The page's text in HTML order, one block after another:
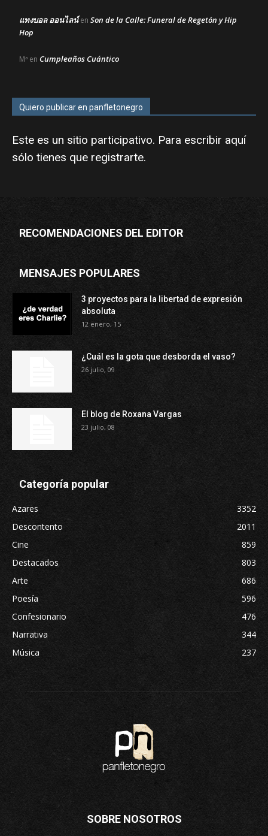
แทงบอล ออนไลน์en Son de la Calle: Funeral de Regetón y Hip
Hop
Mª en Cumpleaños Cuántico
Quiero publicar en panfletonegro
Este es un sitio participativo. Para escribir aquí
sólo tienes que registrarte.
RECOMENDACIONES DEL EDITOR
MENSAJES POPULARES
3 proyectos para la libertad de expresión
absoluta
12 enero, 15
¿Cuál es la gota que desborda el vaso?
26 julio, 09
El blog de Roxana Vargas
23 julio, 08
Categoría popular
Azares
3352
Descontento
2011
Cine
859
Destacados
803
Arte
686
Poesía
596
Confesionario
476
Narrativa
344
Música
237
SOBRE NOSOTROS